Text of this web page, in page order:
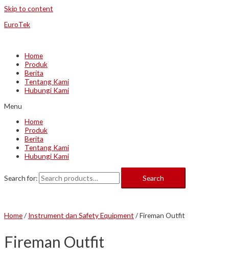
Skip to content
EuroTek
Home
Produk
Berita
Tentang Kami
Hubungi Kami
Menu
Home
Produk
Berita
Tentang Kami
Hubungi Kami
Search for: Search
Home/ Instrument dan Safety Equipment / Fireman Outfit
Fireman Outfit